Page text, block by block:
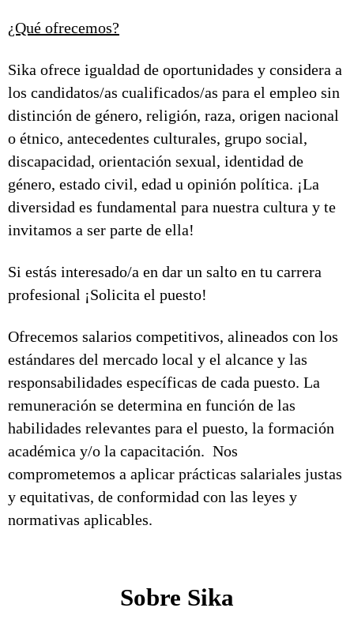
¿Qué ofrecemos?
Sika ofrece igualdad de oportunidades y considera a
los candidatos/as cualificados/as para el empleo sin
distinción de género, religión, raza, origen nacional
o étnico, antecedentes culturales, grupo social,
discapacidad, orientación sexual, identidad de
género, estado civil, edad u opinión política. ¡La
diversidad es fundamental para nuestra cultura y te
invitamos a ser parte de ella!
Si estás interesado/a en dar un salto en tu carrera
profesional ¡Solicita el puesto!
Ofrecemos salarios competitivos, alineados con los
estándares del mercado local y el alcance y las
responsabilidades específicas de cada puesto. La
remuneración se determina en función de las
habilidades relevantes para el puesto, la formación
académica y/o la capacitación. Nos
comprometemos a aplicar prácticas salariales justas
y equitativas, de conformidad con las leyes y
normativas aplicables.
Sobre Sika